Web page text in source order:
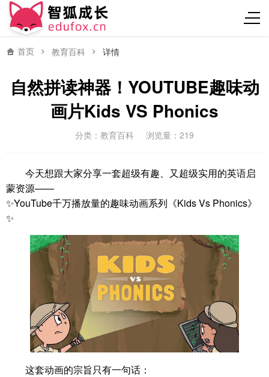
首页 教育百科 详情
自然拼读神器！YOUTUBE趣味动
画片Kids VS Phonics
分类： 教育百科 浏览量：219
今天想跟大家分享一套超级有趣、又超级实用的英语启
蒙资源——
✨YouTube千万播放量的趣味动画系列《Kids Vs Phonics》
✨
这套动画的宗旨只有一句话：